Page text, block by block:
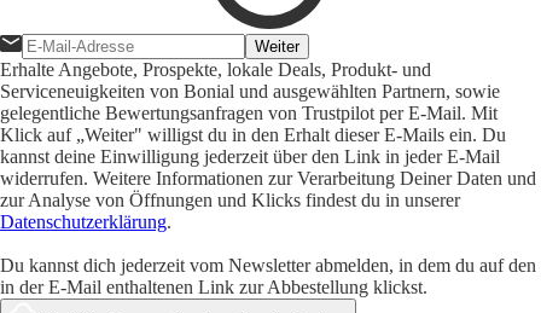
Weiter
Erhalte Angebote, Prospekte, lokale Deals, Produkt- und
Serviceneuigkeiten von Bonial und ausgewählten Partnern, sowie
gelegentliche Bewertungsanfragen von Trustpilot per E-Mail. Mit
Klick auf „Weiter" willigst du in den Erhalt dieser E-Mails ein. Du
kannst deine Einwilligung jederzeit über den Link in jeder E-Mail
widerrufen. Weitere Informationen zur Verarbeitung Deiner Daten und
zur Analyse von Öffnungen und Klicks findest du in unserer
Datenschutzerklärung.
Du kannst dich jederzeit vom Newsletter abmelden, in dem du auf den
in der E-Mail enthaltenen Link zur Abbestellung klickst.